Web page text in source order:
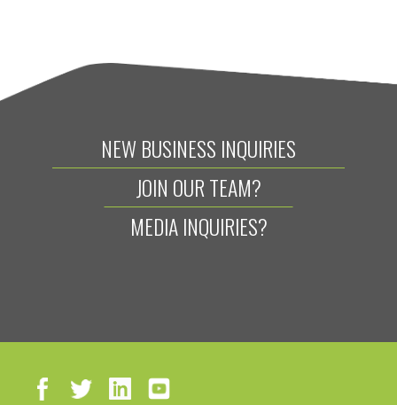
NEW BUSINESS INQUIRIES
JOIN OUR TEAM?
MEDIA INQUIRIES?